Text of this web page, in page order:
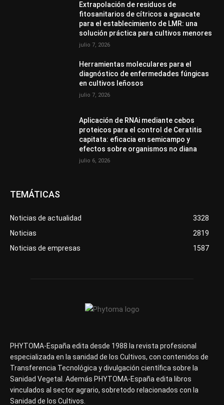
Extrapolación de residuos de
fitosanitarios de cítricos a aguacate
para el establecimiento de LMR: una
solución práctica para cultivos menores
julio 7, 2026
Herramientas moleculares para el
diagnóstico de enfermedades fúngicas
en cultivos leñosos
julio 7, 2026
Aplicación de RNAi mediante cebos
proteicos para el control de Ceratitis
capitata: eficacia en semicampo y
efectos sobre organismos no diana
julio 6, 2026
TEMÁTICAS
Noticias de actualidad
3328
Noticias
2819
Noticias de empresas
1587
PHYTOMA-España edita desde 1988 la revista profesional
especializada en la sanidad de los Cultivos, con contenidos de
Transferencia Tecnológica y divulgación científica sobre la
Sanidad Vegetal. Además PHYTOMA-España edita libros
vinculados al sector agrario, sobretodo relacionados con la
Sanidad de los Cultivos.